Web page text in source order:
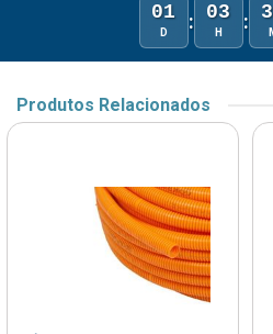
01
D : 03
H :
Produtos Relacionados